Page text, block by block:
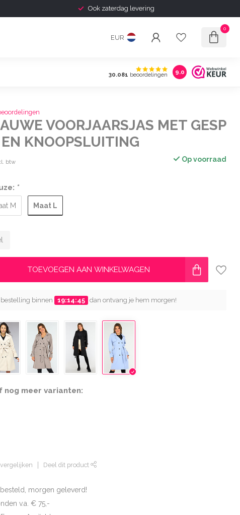
Ook zaterdag levering
EUR
0
30.081 beoordelingen 9.0
VOORJAARSJAS MET GESP
KNOOPSLUITING
btw Op voorraad
*
M Maat L
TOEVOEGEN AAN WINKELWAGEN
bestelling binnen 19:14:43 dan ontvang je hem morgen!
nog meer varianten:
Deel dit product
morgen geleverd!
v.a. € 75,-